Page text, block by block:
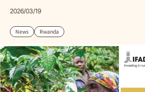
2026/03/19
News Rwanda